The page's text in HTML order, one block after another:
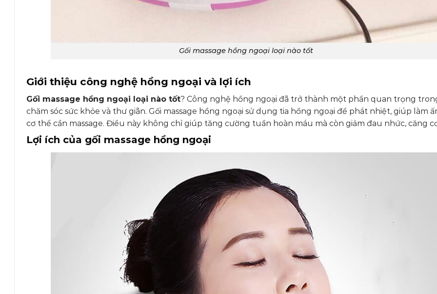
Gối massage hồng ngoại loại nào tốt
Giới thiệu công nghệ hồng ngoại và lợi ích
Gối massage hồng ngoại loại nào tốt? Công nghệ hồng ngoại đã trở thành một phần quan trọng
chăm sóc sức khỏe và thư giãn. Gối massage hồng ngoại sử dụng tia hồng ngoại để phát nhiệt, giúp làm
cơ thể cần massage. Điều này không chỉ giúp tăng cường tuần hoàn máu mà còn giảm đau nhức, căng
Lợi ích của gối massage hồng ngoại